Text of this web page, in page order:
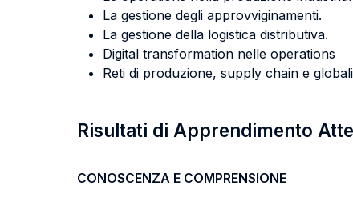
La gestione degli approvviginamenti.
La gestione della logistica distributiva.
Digital transformation nelle operations
Reti di produzione, supply chain e
Risultati di Apprendimento
CONOSCENZA E COMPRENSIONE